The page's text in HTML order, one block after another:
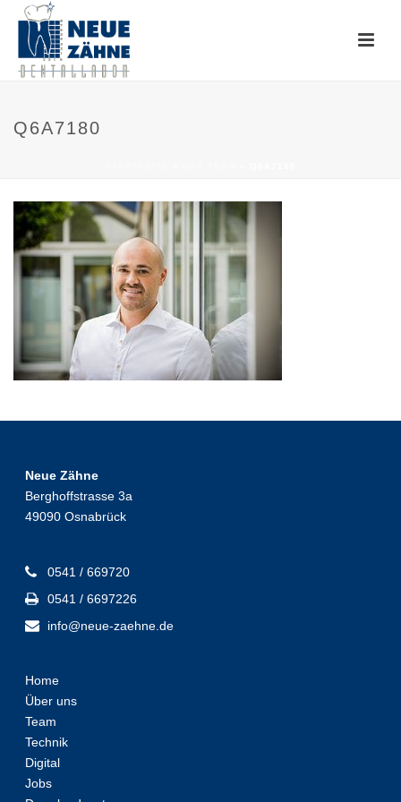
Q6A7180
Neue Zähne
Berghoffstrasse 3a
49090 Osnabrück
0541 / 669720
0541 / 6697226
info@neue-zaehne.de
Home
Über uns
Team
Technik
Digital
Jobs